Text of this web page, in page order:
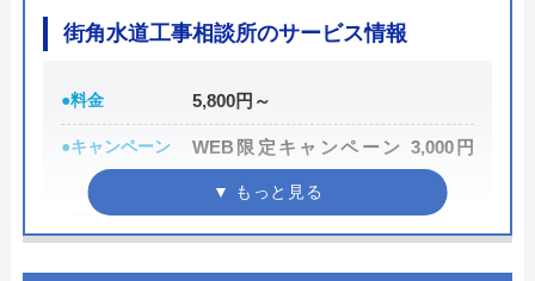
街角水道工事相談所のサービス情報
●料金 5,800円～
●キャンペーン
WEB限定キャンペーン 3,000円
OFF
●駆けつけ時間 最短30分
24時間